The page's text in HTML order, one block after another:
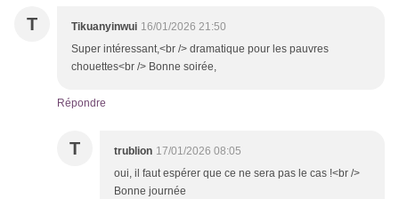
T Tikuanyinwui 16/01/2026 21:50
Super intéressant,<br /> dramatique pour les pauvres
chouettes<br /> Bonne soirée,
Répondre
T trublion 17/01/2026 08:05
oui, il faut espérer que ce ne sera pas le cas !<br />
Bonne journée